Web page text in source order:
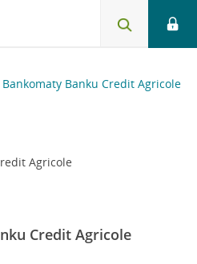
Bankomaty Banku Credit Agricole
Agricole
Credit Agricole